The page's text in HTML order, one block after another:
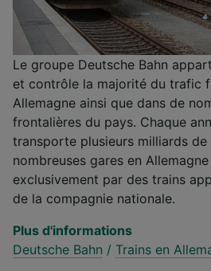
Le groupe Deutsche Bahn
et contrôle la majorité du trafic
Allemagne ainsi que dans de
frontalières du pays. Chaque
transporte plusieurs milliards
nombreuses gares en
exclusivement par des trains
de la compagnie nationale.
Plus d'informations
Deutsche Bahn / Trains en